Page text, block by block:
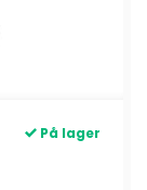
På lager